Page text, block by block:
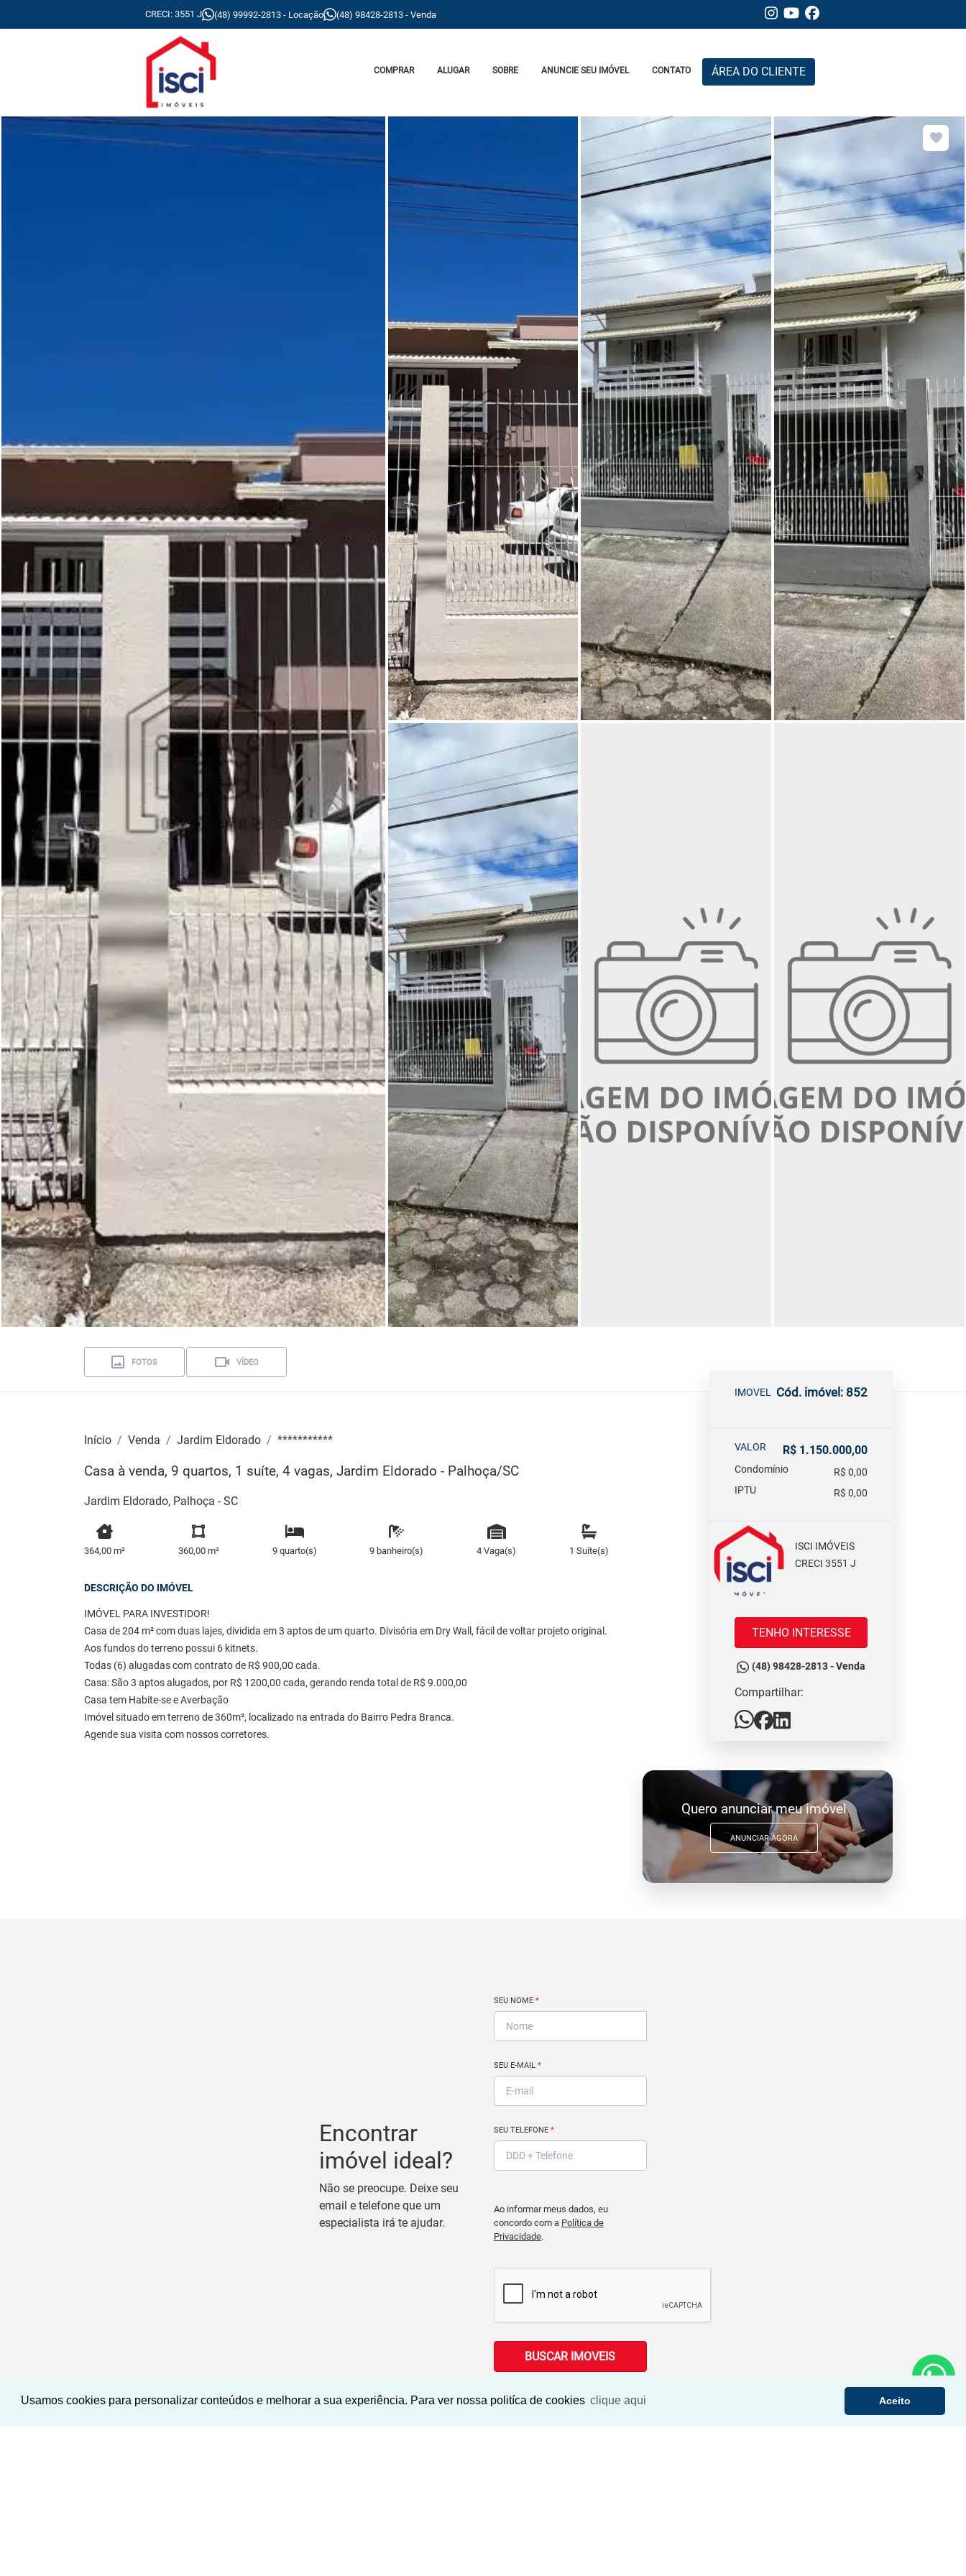
Usamos cookies para personalizar conteúdos e melhorar a sua experiência. Para ver nossa politíca de cookies clique aqui Aceito
CRECI: 3551 J (48) 99992-2813 - Locação (48) 98428-2813 - Venda
COMPRAR ALUGAR SOBRE ANUNCIE SEU IMÓVEL CONTATO ÁREA DO CLIENTE
FOTOS VÍDEO
Início Venda Jardim Eldorado ***********
Casa à venda, 9 quartos, 1 suíte, 4 vagas, Jardim Eldorado - Palhoça/SC
Jardim Eldorado, Palhoça - SC
364,00 m² 360,00 m² 9 quarto(s) 9 banheiro(s) 4 Vaga(s) 1 Suíte(s)
DESCRIÇÃO DO IMÓVEL
IMÓVEL PARA INVESTIDOR!
Casa de 204 m² com duas lajes, dividida em 3 aptos de um quarto. Divisória em Dry Wall, fácil de voltar projeto original.
Aos fundos do terreno possui 6 kitnets.
Todas (6) alugadas com contrato de R$ 900,00 cada.
Casa: São 3 aptos alugados, por R$ 1200,00 cada, gerando renda total de R$ 9.000,00
Casa tem Habite-se e Averbação
Imóvel situado em terreno de 360m², localizado na entrada do Bairro Pedra Branca.
Agende sua visita com nossos corretores.
IMOVEL Cód. imóvel: 852
VALOR R$ 1.150.000,00
Condomínio
R$ 0,00
IPTU
R$ 0,00
ISCI IMÓVEIS
CRECI 3551 J
TENHO INTERESSE
(48) 98428-2813 - Venda
Compartilhar:
Quero anunciar meu imóvel
ANUNCIAR AGORA
Encontrar
imóvel ideal?
Não se preocupe. Deixe seu
email e telefone que um
especialista irá te ajudar.
SEU NOME *
SEU E-MAIL *
SEU TELEFONE *
Ao informar meus dados, eu
concordo com a Política de
Privacidade.
BUSCAR IMOVEIS